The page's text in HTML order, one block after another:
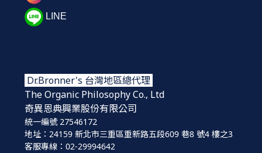
LINE
Dr.Bronner's 台灣地區總代理
The Organic Philosophy Co., Ltd
奇異恩典興業股份有限公司
統一編號 27546172
地址：24159 新北市三重區重新路五段609 巷8 號4 樓之3
客服專線：02-29994642